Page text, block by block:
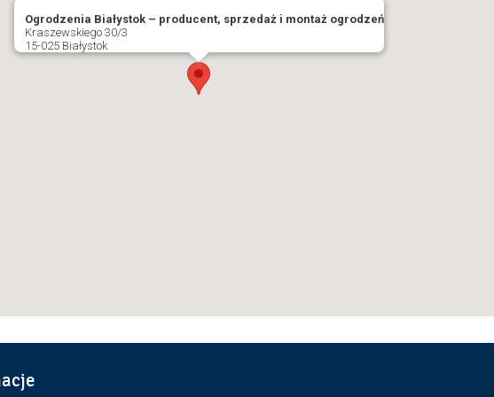
Ogrodzenia Białystok – producent, sprzedaż i montaż ogrodzeń
Kraszewskiego 30/3
15-025 Białystok